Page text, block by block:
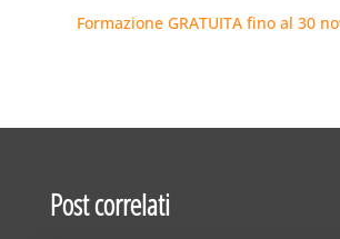
Formazione GRATUITA fino al 30
Post correlati